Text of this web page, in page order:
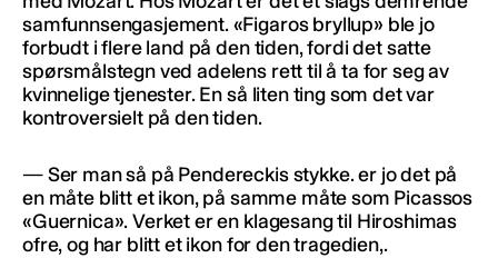
samfunnsengasjement. «Figaros bryllup» ble jo
forbudt i flere land på den tiden, fordi det satte
spørsmålstegn ved adelens rett til å ta for seg av
kvinnelige tjenester. En så liten ting som det var
kontroversielt på den tiden.
— Ser man så på Pendereckis stykke. er jo det på
en måte blitt et ikon, på samme måte som Picassos
«Guernica». Verket er en klagesang til Hiroshimas
ofre, og har blitt et ikon for den tragedien,.